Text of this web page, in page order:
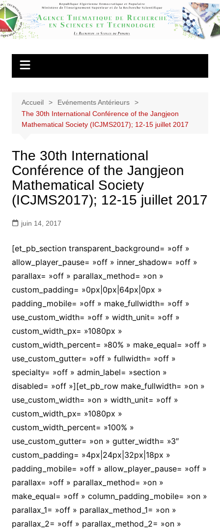
Aller
au
contenu
Agence
Thématique de
Recherche en
Accueil
Evénements Antérieurs
The 30th International Conférence of the Jangjeon
Mathematical Society (ICJMS2017); 12-15 juillet 2017
The 30th International
Conférence of the Jangjeon
Mathematical Society
(ICJMS2017); 12-15 juillet 2017
juin 14, 2017
[et_pb_section transparent_background= »off »
allow_player_pause= »off » inner_shadow= »off »
parallax= »off » parallax_method= »on »
custom_padding= »0px|0px|64px|0px »
padding_mobile= »off » make_fullwidth= »off »
use_custom_width= »off » width_unit= »off »
custom_width_px= »1080px »
custom_width_percent= »80% » make_equal= »off »
use_custom_gutter= »off » fullwidth= »off »
specialty= »off » admin_label= »section »
disabled= »off »][et_pb_row make_fullwidth= »on »
use_custom_width= »on » width_unit= »off »
custom_width_px= »1080px »
custom_width_percent= »100% »
use_custom_gutter= »on » gutter_width= »3″
custom_padding= »4px|24px|32px|18px »
padding_mobile= »off » allow_player_pause= »off »
parallax= »off » parallax_method= »on »
make_equal= »off » column_padding_mobile= »on »
parallax_1= »off » parallax_method_1= »on »
parallax_2= »off » parallax_method_2= »on »